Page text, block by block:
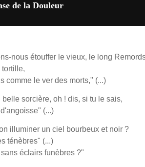
de la Douleur
nous étouffer le vieux, le long
tortille,
comme le ver des morts," (...)
belle sorcière, oh ! dis, si tu le sais,
(...)
illuminer un ciel bourbeux et noir ?
ténèbres" (...)
éclairs funèbres ?"